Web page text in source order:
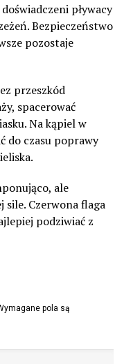
pływacy
Bezpieczeństwo
pozostaje
przeszkód
spacerować
Na kąpiel w
do czasu poprawy
ale
sile. Czerwona flaga
podziwiać z
pola są